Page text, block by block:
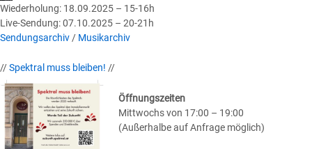
Wiederholung: 18.09.2025 – 15-16h
Live-Sendung: 07.10.2025 – 20-21h
Sendungsarchiv / Musikarchiv
//Spektral muss bleiben! //
Öffnungszeiten
Mittwochs von 17:00 – 19:00
(Außerhalbe auf Anfrage möglich)